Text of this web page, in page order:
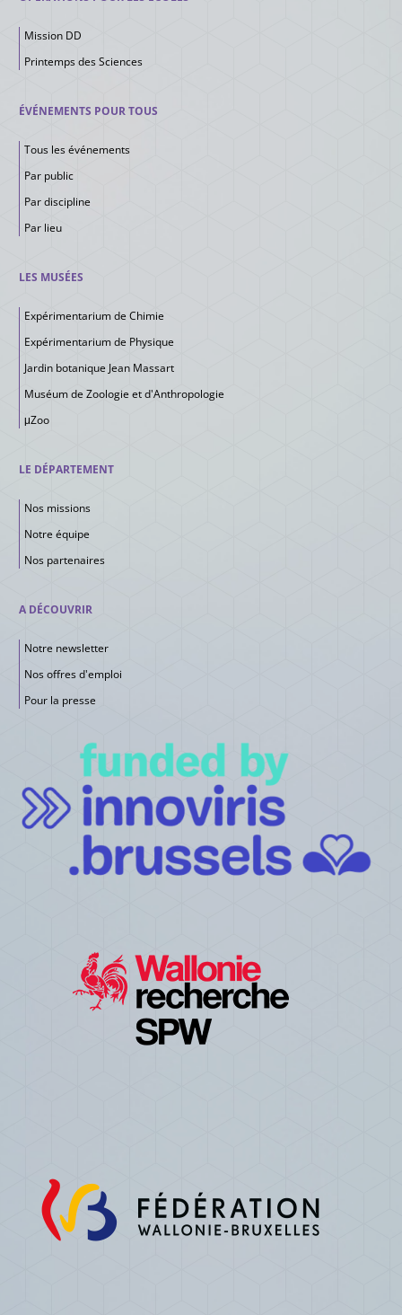
Mission DD
Printemps des Sciences
ÉVÉNEMENTS POUR TOUS
Tous les événements
Par public
Par discipline
Par lieu
LES MUSÉES
Expérimentarium de Chimie
Expérimentarium de Physique
Jardin botanique Jean Massart
Muséum de Zoologie et d'Anthropologie
μZoo
LE DÉPARTEMENT
Nos missions
Notre équipe
Nos partenaires
A DÉCOUVRIR
Notre newsletter
Nos offres d'emploi
Pour la presse